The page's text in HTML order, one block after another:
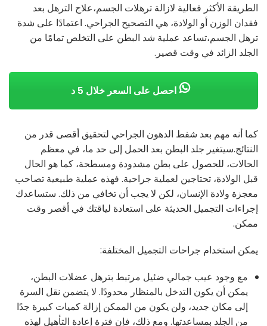
الطريقة الأكثر فعالية لازالة ترهلات الجسم،علاج الترهل بعد
فقدان الوزن أو الولادة، هي التصحيح الجراحي. اعتمادًا على شدة
ترهل الجسم،تساعد عملية شد البطن على التخلص تمامًا من
الجلد الزائد في وقت قصير.
احصل على السعر خلال 5 د
كما أنه مهم بعد شفط الدهون الجراحي لتحقيق أقصى قدر من
النتائج.سيتغير جلد البطن بعد الحمل إلى حد ما، في معظم
الحالات، للحصول على بطن مشدودة ومسطحة، كما هو الحال
قبل الولادة، تحتاجين لعملية جراحية. فهذه عملية طبيعية تصاحب
معجزة ولادة الإنسان، لكن لا يجب أن تخافي من ذلك. ستساعدك
إجراءات التجميل الحديثة على استعادة لياقتك في أقصر وقت
ممكن.
يمكن استخدام جراحات التجميل المختلفة:
مع وجود عيب جمالي ضئيل مرتبط بترهل عضلات البطن،
يمكن أن يكون التدخل بالمنظار محدودًا. لا يتضمن نقل السرة
إلى مكان جديد، ولن يكون من الممكن إزالة كميات كبيرة جدًا
من الجلد بمساعدتها. ومع ذلك، فإن فترة إعادة التأهيل لهذه